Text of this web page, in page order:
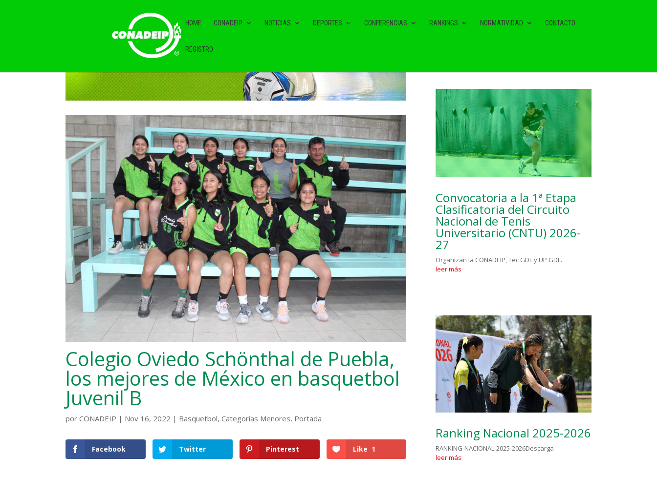
HOME CONADEIP NOTICIAS DEPORTES CONFERENCIAS RANKINGS NORMATIVIDAD CONTACTO
REGISTRO
Colegio Oviedo Schönthal de Puebla,
los mejores de México en basquetbol
Juvenil B
porCONADEIP | Nov 16, 2022 | Basquetbol,Categorías Menores, Portada
Facebook Twitter Pinterest Like 1
Convocatoria a la 1ª Etapa
Clasificatoria del Circuito
Nacional de Tenis
Universitario (CNTU) 2026-
27
Organizan la CONADEIP, Tec GDL y UP GDL.
leer más
Ranking Nacional 2025-2026
RANKING-NACIONAL-2025-2026Descarga
leer más